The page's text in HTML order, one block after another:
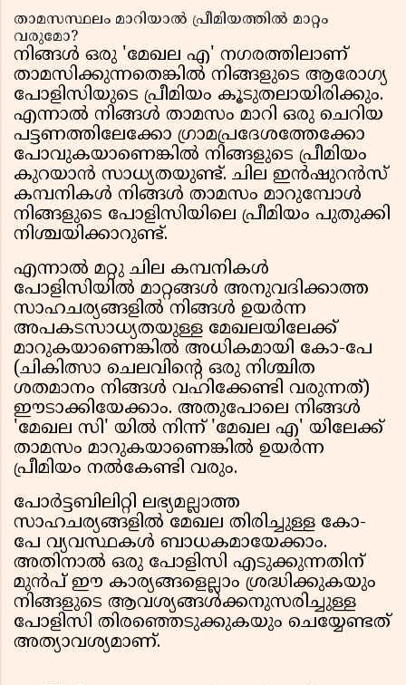
താമസസ്ഥലം മാറിയാൽ പ്രീമിയത്തിൽ മാറ്റം
വരുമോ?
നിങ്ങൾ ഒരു 'മേഖല എ' നഗരത്തിലാണ്
താമസിക്കുന്നതെങ്കിൽ നിങ്ങളുടെ ആരോഗ്യ
പോളിസിയുടെ പ്രീമിയം കൂടുതലായിരിക്കും.
എന്നാൽ നിങ്ങൾ താമസം മാറി ഒരു ചെറിയ
പട്ടണത്തിലേക്കോ ഗ്രാമപ്രദേശത്തേക്കോ
പോവുകയാണെങ്കിൽ നിങ്ങളുടെ പ്രീമിയം
കുറയാൻ സാധ്യതയുണ്ട്. ചില ഇൻഷുറൻസ്
കമ്പനികൾ നിങ്ങൾ താമസം മാറുമ്പോൾ
നിങ്ങളുടെ പോളിസിയിലെ പ്രീമിയം പുതുക്കി
നിശ്ചയിക്കാറുണ്ട്.
എന്നാൽ മറ്റു ചില കമ്പനികൾ
പോളിസിയിൽ മാറ്റങ്ങൾ അനുവദിക്കാത്ത
സാഹചര്യങ്ങളിൽ നിങ്ങൾ ഉയർന്ന
അപകടസാധ്യതയുള്ള മേഖലയിലേക്ക്
മാറുകയാണെങ്കിൽ അധികമായി കോ-പേ
(ചികിത്സാ ചെലവിന്റെ ഒരു നിശ്ചിത
ശതമാനം നിങ്ങൾ വഹിക്കേണ്ടി വരുന്നത്)
ഈടാക്കിയേക്കാം. അതുപോലെ നിങ്ങൾ
'മേഖല സി' യിൽ നിന്ന് 'മേഖല എ' യിലേക്ക്
താമസം മാറുകയാണെങ്കിൽ ഉയർന്ന
പ്രീമിയം നൽകേണ്ടി വരും.
പോർട്ടബിലിറ്റി ലഭ്യമല്ലാത്ത
സാഹചര്യങ്ങളിൽ മേഖല തിരിച്ചുള്ള കോ-
പേ വ്യവസ്ഥകൾ ബാധകമായേക്കാം.
അതിനാൽ ഒരു പോളിസി എടുക്കുന്നതിന്
മുൻപ് ഈ കാര്യങ്ങളെല്ലാം ശ്രദ്ധിക്കുകയും
നിങ്ങളുടെ ആവശ്യങ്ങൾക്കനുസരിച്ചുള്ള
പോളിസി തിരഞ്ഞെടുക്കുകയും ചെയ്യേണ്ടത്
അത്യാവശ്യമാണ്.